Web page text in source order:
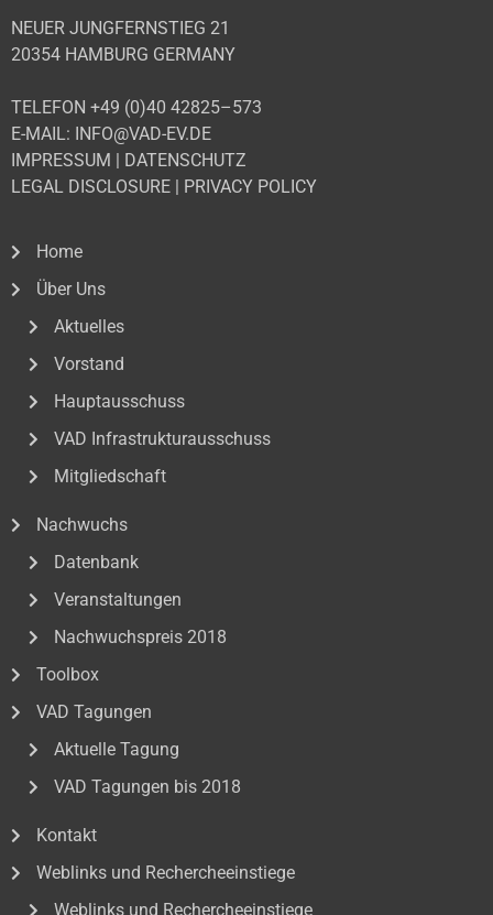
NEUER JUNGFERNSTIEG 21
20354 HAMBURG GERMANY
TELEFON +49 (0)40 42825–573
E-MAIL: INFO@VAD-EV.DE
IMPRESSUM
DATENSCHUTZ
LEGAL DISCLOSURE
PRIVACY POLICY
Home
Über Uns
Aktuelles
Vorstand
Hauptausschuss
VAD Infrastrukturausschuss
Mitgliedschaft
Nachwuchs
Datenbank
Veranstaltungen
Nachwuchspreis 2018
Toolbox
VAD Tagungen
Aktuelle Tagung
VAD Tagungen bis 2018
Kontakt
Weblinks und Rechercheeinstiege
Weblinks und Rechercheeinstiege